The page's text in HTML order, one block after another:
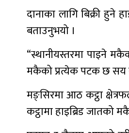
दानाका लागि बिक्री हुने
बताउनुभयो ।
“स्थानीयस्तरमा पाइने
मकैको प्रत्येक पटक छ सय
मङ्सिरमा आठ कट्ठा
कट्ठामा हाइब्रिड